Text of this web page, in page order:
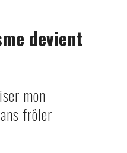
devient
mon
frôler